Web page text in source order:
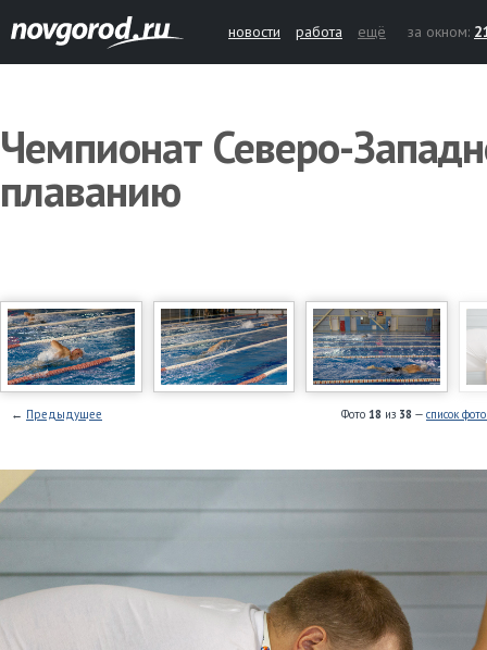
новости работа ещё за окном:
Чемпионат Северо-
плаванию
Фото 18 из 38 — список
← Предыдущее